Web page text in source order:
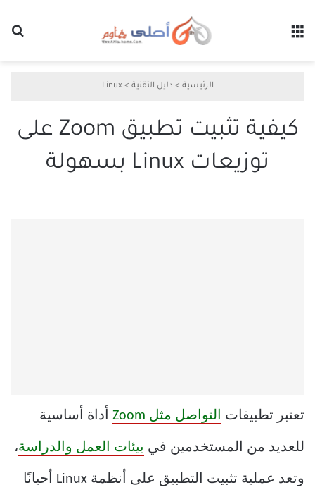
الرئيسية > دليل التقنية >
Linux
كيفية تثبيت تطبيق Zoom على
توزيعات Linux بسهولة
تعتبر تطبيقات التواصل مثل Zoom أداة أساسية
للعديد من المستخدمين في بيئات العمل والدراسة،
وتعد عملية تثبيت التطبيق على أنظمة Linux أحيانًا